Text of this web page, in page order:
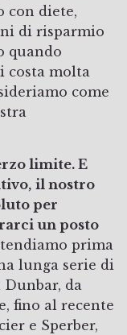
con diete,
di risparmio
quando
costa molta
come
limite. E
il nostro
per
un posto
prima
lunga serie di
da
fino al recente
e Sperber,